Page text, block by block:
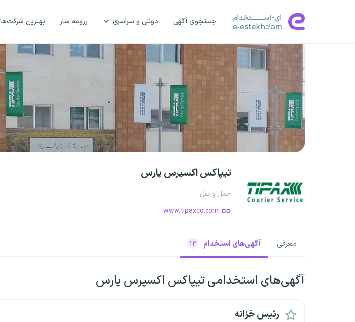
جستجوی آگهی دولتی و سراسری رزومه ساز بهترین شرکت‌ها
تیپاکس اکسپرس پارس
حمل و نقل
www.tipaxco.com
معرفی آگهی‌های استخدام ۱۲
آگهی‌های استخدامی تیپاکس اکسپرس پارس
رئیس خزانه